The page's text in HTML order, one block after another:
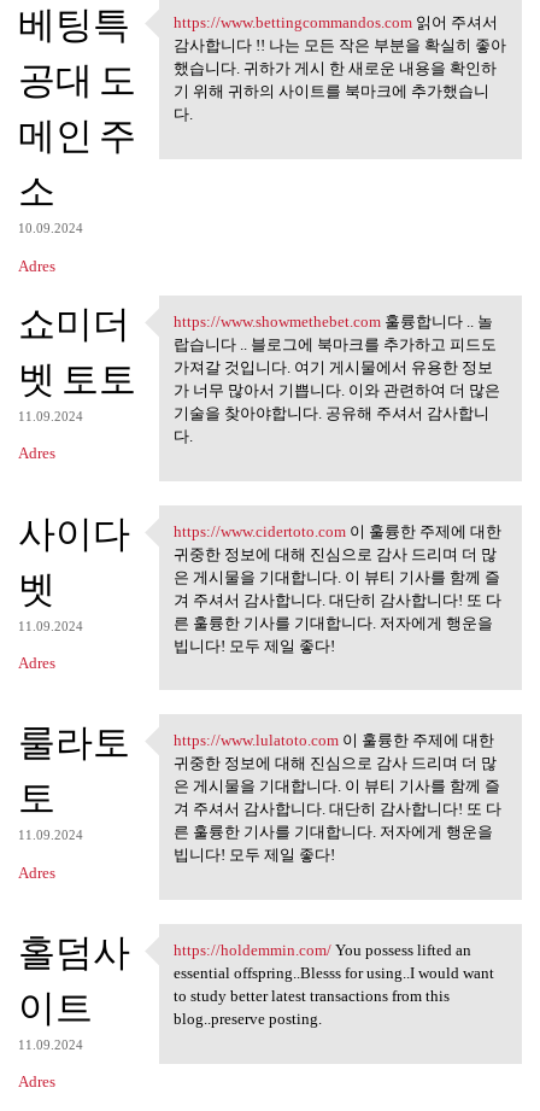
베팅특
공대 도
메인 주
소
10.09.2024
Adres
https://www.bettingcommandos
https://www.bettingcommandos.com읽어 주셔서
감사합니다 !! 나는 모든 작은 부분을 확실히 좋아
했습니다. 귀하가 게시 한 새로운 내용을 확인하
기 위해 귀하의 사이트를 북마크에 추가했습니
다.
쇼미더
벳 토토
11.09.2024
Adres
https://www.showmethebet.com
https://www.showmethebet.com훌륭합니다 .. 놀
랍습니다 .. 블로그에 북마크를 추가하고 피드도
가져갈 것입니다. 여기 게시물에서 유용한 정보
가 너무 많아서 기쁩니다. 이와 관련하여 더 많은
기술을 찾아야합니다. 공유해 주셔서 감사합니
다.
사이다
벳
11.09.2024
Adres
https://www.cidertoto.com 이
https://www.cidertoto.com이 훌륭한 주제에 대한
귀중한 정보에 대해 진심으로 감사 드리며 더 많
은 게시물을 기대합니다. 이 뷰티 기사를 함께 즐
겨 주셔서 감사합니다. 대단히 감사합니다! 또 다
른 훌륭한 기사를 기대합니다. 저자에게 행운을
빕니다! 모두 제일 좋다!
룰라토
토
11.09.2024
Adres
https://www.lulatoto.com 이
https://www.lulatoto.com이 훌륭한 주제에 대한
귀중한 정보에 대해 진심으로 감사 드리며 더 많
은 게시물을 기대합니다. 이 뷰티 기사를 함께 즐
겨 주셔서 감사합니다. 대단히 감사합니다! 또 다
른 훌륭한 기사를 기대합니다. 저자에게 행운을
빕니다! 모두 제일 좋다!
홀덤사
이트
11.09.2024
Adres
https://holdemmin.com/ You
https://holdemmin.com/You possess lifted an
essential offspring..Blesss for using..I would want
to study better latest transactions from this
blog..preserve posting.